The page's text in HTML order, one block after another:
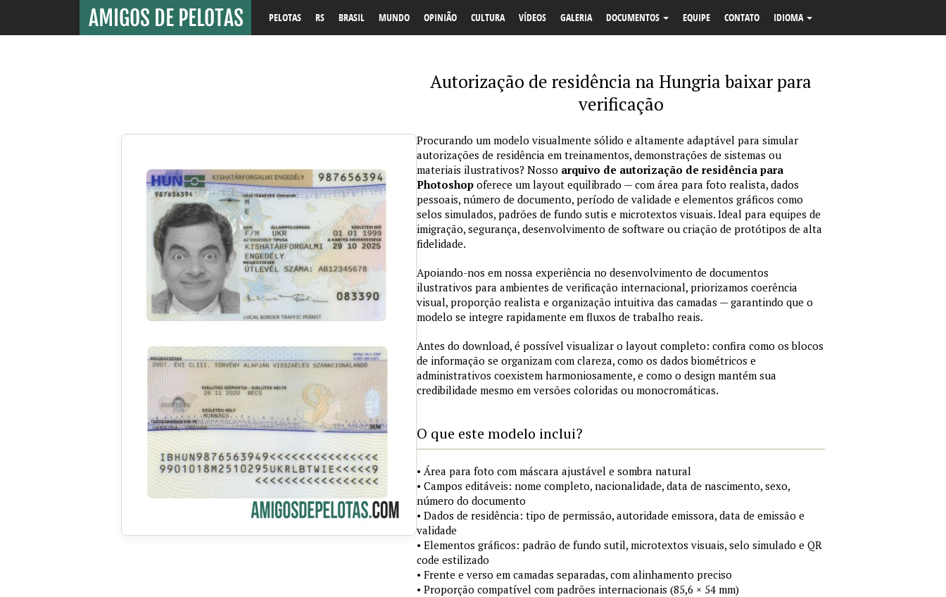
PELOTAS RS BRASIL MUNDO OPINIÃO CULTURA VÍDEOS GALERIA DOCUMENTOS EQUIPE CONTATO IDIOMA
Autorização de residência na Hungria baixar para
verificação
Procurando um modelo visualmente sólido e altamente adaptável para simular
autorizações de residência em treinamentos, demonstrações de sistemas ou
materiais ilustrativos? Nosso arquivo de autorização de residência para
Photoshop oferece um layout equilibrado — com área para foto realista, dados
pessoais, número de documento, período de validade e elementos gráficos como
selos simulados, padrões de fundo sutis e microtextos visuais. Ideal para equipes de
imigração, segurança, desenvolvimento de software ou criação de protótipos de alta
fidelidade.
Apoiando-nos em nossa experiência no desenvolvimento de documentos
ilustrativos para ambientes de verificação internacional, priorizamos coerência
visual, proporção realista e organização intuitiva das camadas — garantindo que o
modelo se integre rapidamente em fluxos de trabalho reais.
Antes do download, é possível visualizar o layout completo: confira como os blocos
de informação se organizam com clareza, como os dados biométricos e
administrativos coexistem harmoniosamente, e como o design mantém sua
credibilidade mesmo em versões coloridas ou monocromáticas.
O que este modelo inclui?
• Área para foto com máscara ajustável e sombra natural
• Campos editáveis: nome completo, nacionalidade, data de nascimento, sexo,
número do documento
• Dados de residência: tipo de permissão, autoridade emissora, data de emissão e
validade
• Elementos gráficos: padrão de fundo sutil, microtextos visuais, selo simulado e QR
code estilizado
• Frente e verso em camadas separadas, com alinhamento preciso
• Proporção compatível com padrões internacionais (85,6 × 54 mm)